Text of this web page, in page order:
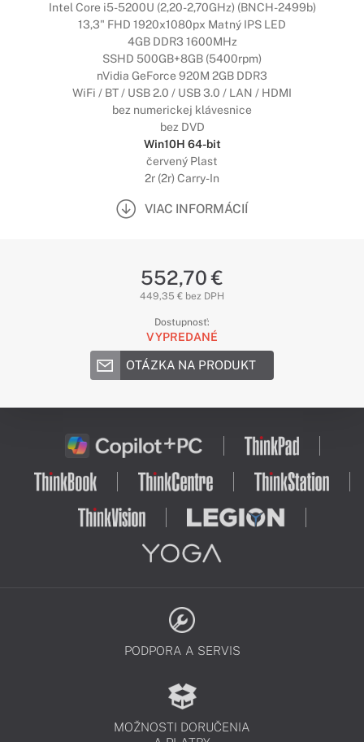
Intel Core i5-5200U (2,20-2,70GHz) (BNCH-2499b)
13,3" FHD 1920x1080px Matný IPS LED
4GB DDR3 1600MHz
SSHD 500GB+8GB (5400rpm)
nVidia GeForce 920M 2GB DDR3
WiFi / BT / USB 2.0 / USB 3.0 / LAN / HDMI
bez numerickej klávesnice
bez DVD
Win10H 64-bit
červený Plast
2r (2r) Carry-In
VIAC INFORMÁCIÍ
552,70 €
449,35 € bez DPH
Dostupnosť:
VYPREDANÉ
OTÁZKA NA PRODUKT
PODPORA A SERVIS
MOŽNOSTI DORUČENIA